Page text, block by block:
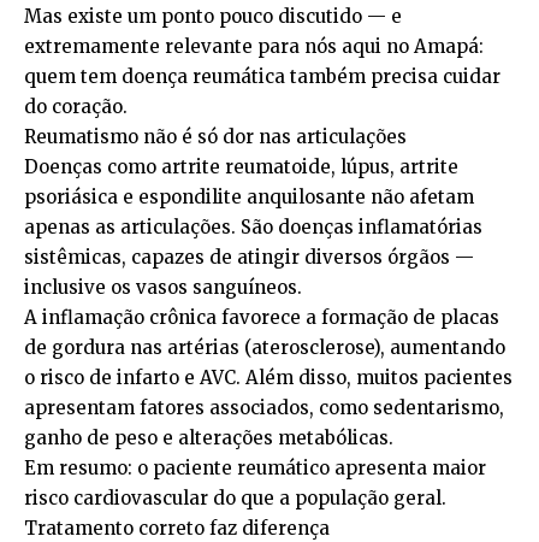
Mas existe um ponto pouco discutido — e
extremamente relevante para nós aqui no Amapá:
quem tem doença reumática também precisa cuidar
do coração.
Reumatismo não é só dor nas articulações
Doenças como artrite reumatoide, lúpus, artrite
psoriásica e espondilite anquilosante não afetam
apenas as articulações. São doenças inflamatórias
sistêmicas, capazes de atingir diversos órgãos —
inclusive os vasos sanguíneos.
A inflamação crônica favorece a formação de placas
de gordura nas artérias (aterosclerose), aumentando
o risco de infarto e AVC. Além disso, muitos pacientes
apresentam fatores associados, como sedentarismo,
ganho de peso e alterações metabólicas.
Em resumo: o paciente reumático apresenta maior
risco cardiovascular do que a população geral.
Tratamento correto faz diferença